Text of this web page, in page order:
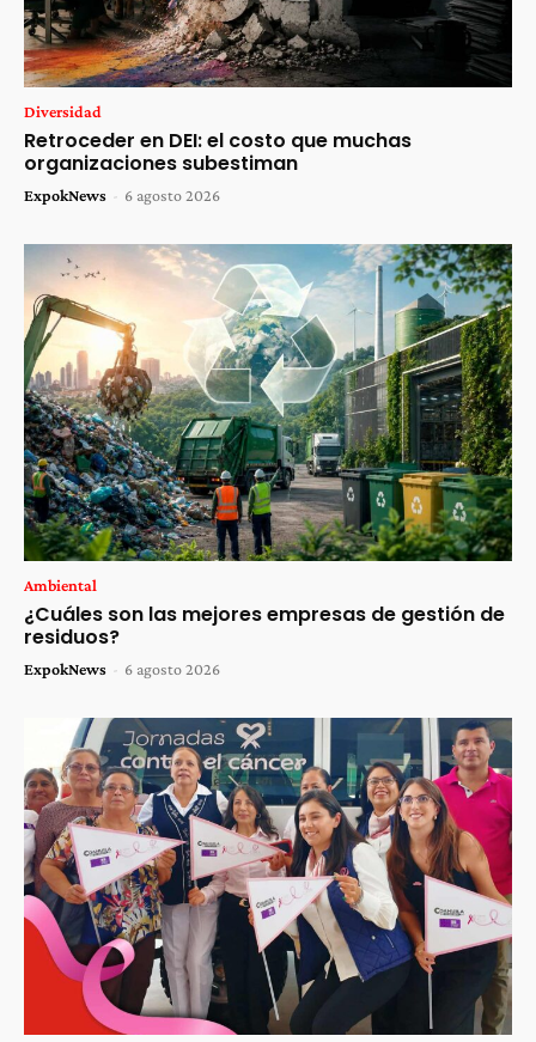
Diversidad
Retroceder en DEI: el costo que muchas
organizaciones subestiman
ExpokNews - 6 agosto 2026
Ambiental
¿Cuáles son las mejores empresas de gestión de
residuos?
ExpokNews - 6 agosto 2026